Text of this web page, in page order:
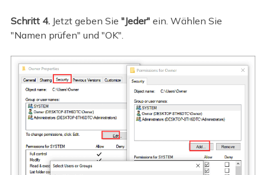
Schritt 4. Jetzt geben Sie "Jeder" ein. Wählen Sie
"Namen prüfen" und "OK".